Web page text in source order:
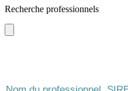
Recherche professionnels